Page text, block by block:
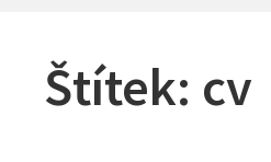
Štítek: cv